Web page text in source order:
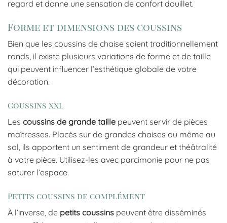
regard et donne une sensation de confort douillet.
Forme et dimensions des coussins
Bien que les coussins de chaise soient traditionnellement
ronds, il existe plusieurs variations de forme et de taille
qui peuvent influencer l’esthétique globale de votre
décoration.
Coussins XXL
Les coussins de grande taille peuvent servir de pièces
maîtresses. Placés sur de grandes chaises ou même au
sol, ils apportent un sentiment de grandeur et théâtralité
à votre pièce. Utilisez-les avec parcimonie pour ne pas
saturer l’espace.
Petits coussins de complément
À l’inverse, de petits coussins peuvent être disséminés